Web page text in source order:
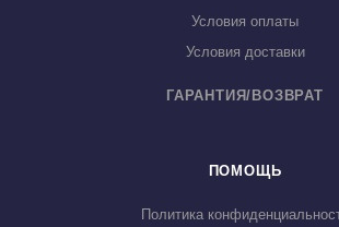
Условия оплаты
Условия доставки
ГАРАНТИЯ/ВОЗВРАТ
ПОМОЩЬ
Политика